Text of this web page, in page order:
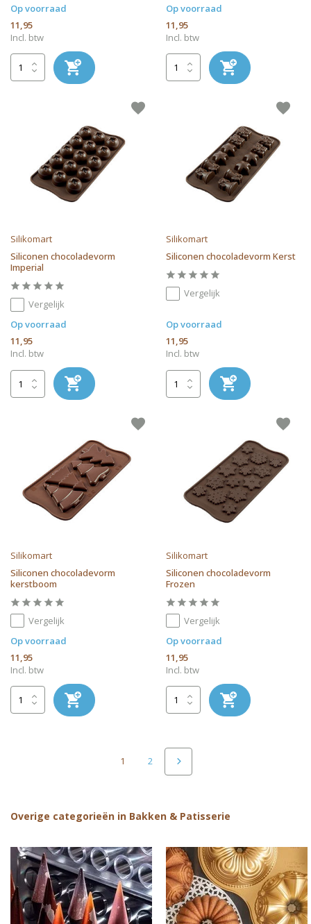
Op voorraad
11,95
Incl. btw
Op voorraad
11,95
Incl. btw
Silikomart
Siliconen chocoladevorm
Imperial
Vergelijk
Op voorraad
11,95
Incl. btw
Silikomart
Siliconen chocoladevorm Kerst
Vergelijk
Op voorraad
11,95
Incl. btw
Silikomart
Siliconen chocoladevorm
kerstboom
Vergelijk
Op voorraad
11,95
Incl. btw
Silikomart
Siliconen chocoladevorm
Frozen
Vergelijk
Op voorraad
11,95
Incl. btw
1 2
Overige categorieën in Bakken & Patisserie